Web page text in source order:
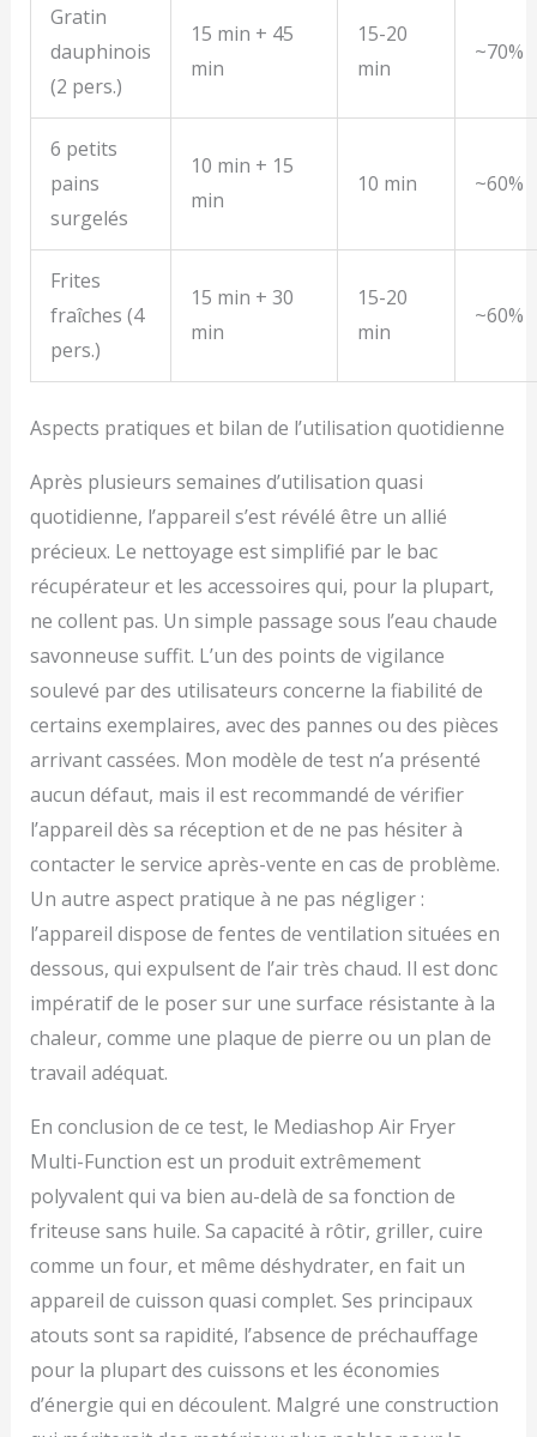
Gratin
dauphinois
(2 pers.)
15 min + 45
min
15-20
min
~70%
6 petits
pains
surgelés
10 min + 15
min
10 min ~60%
Frites
fraîches (4
pers.)
15 min + 30
min
15-20
min
~60%
Aspects pratiques et bilan de l’utilisation quotidienne
Après plusieurs semaines d’utilisation quasi
quotidienne, l’appareil s’est révélé être un allié
précieux. Le nettoyage est simplifié par le bac
récupérateur et les accessoires qui, pour la plupart,
ne collent pas. Un simple passage sous l’eau chaude
savonneuse suffit. L’un des points de vigilance
soulevé par des utilisateurs concerne la fiabilité de
certains exemplaires, avec des pannes ou des pièces
arrivant cassées. Mon modèle de test n’a présenté
aucun défaut, mais il est recommandé de vérifier
l’appareil dès sa réception et de ne pas hésiter à
contacter le service après-vente en cas de problème.
Un autre aspect pratique à ne pas négliger :
l’appareil dispose de fentes de ventilation situées en
dessous, qui expulsent de l’air très chaud. Il est donc
impératif de le poser sur une surface résistante à la
chaleur, comme une plaque de pierre ou un plan de
travail adéquat.
En conclusion de ce test, le Mediashop Air Fryer
Multi-Function est un produit extrêmement
polyvalent qui va bien au-delà de sa fonction de
friteuse sans huile. Sa capacité à rôtir, griller, cuire
comme un four, et même déshydrater, en fait un
appareil de cuisson quasi complet. Ses principaux
atouts sont sa rapidité, l’absence de préchauffage
pour la plupart des cuissons et les économies
d’énergie qui en découlent. Malgré une construction